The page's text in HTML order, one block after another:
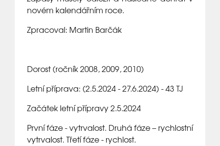
novém kalendářním roce.
Zpracoval: Martin Barčák
Dorost (ročník 2008, 2009, 2010)
Letní příprava: (2.5.2024 - 27.6.2024) - 43 TJ
Začátek letní přípravy 2.5.2024
První fáze - vytrvalost. Druhá fáze – rychlostní
vytrvalost. Třetí fáze - rychlost.